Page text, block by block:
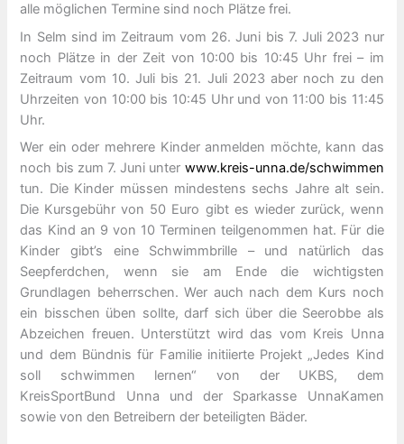
alle möglichen Termine sind noch Plätze frei.
In Selm sind im Zeitraum vom 26. Juni bis 7. Juli 2023 nur
noch Plätze in der Zeit von 10:00 bis 10:45 Uhr frei – im
Zeitraum vom 10. Juli bis 21. Juli 2023 aber noch zu den
Uhrzeiten von 10:00 bis 10:45 Uhr und von 11:00 bis 11:45
Uhr.
Wer ein oder mehrere Kinder anmelden möchte, kann das
noch bis zum 7. Juni unter www.kreis-unna.de/schwimmen
tun. Die Kinder müssen mindestens sechs Jahre alt sein.
Die Kursgebühr von 50 Euro gibt es wieder zurück, wenn
das Kind an 9 von 10 Terminen teilgenommen hat. Für die
Kinder gibt’s eine Schwimmbrille – und natürlich das
Seepferdchen, wenn sie am Ende die wichtigsten
Grundlagen beherrschen. Wer auch nach dem Kurs noch
ein bisschen üben sollte, darf sich über die Seerobbe als
Abzeichen freuen. Unterstützt wird das vom Kreis Unna
und dem Bündnis für Familie initiierte Projekt „Jedes Kind
soll schwimmen lernen“ von der UKBS, dem
KreisSportBund Unna und der Sparkasse UnnaKamen
sowie von den Betreibern der beteiligten Bäder.